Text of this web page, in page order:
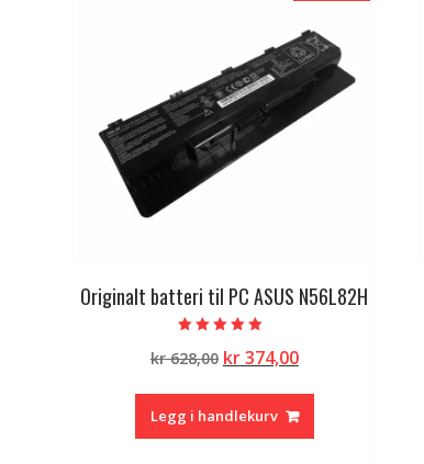
Originalt batteri til PC ASUS N56L82H
4.50
av 5
kr628,00 Opprinnelig
var:
kr 628,00.
kr374,00Nåværende
kr 374,00.
Legg i handlekurv